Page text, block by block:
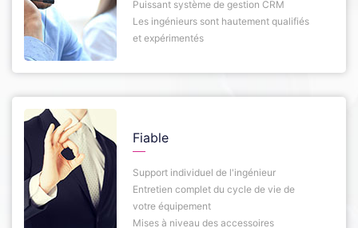
Puissant système de gestion CRM
Les ingénieurs sont hautement qualifiés
et expérimentés
Fiable
Support individuel de l'ingénieur
Entretien complet du cycle de vie de
votre équipement
Mises à niveau des accessoires